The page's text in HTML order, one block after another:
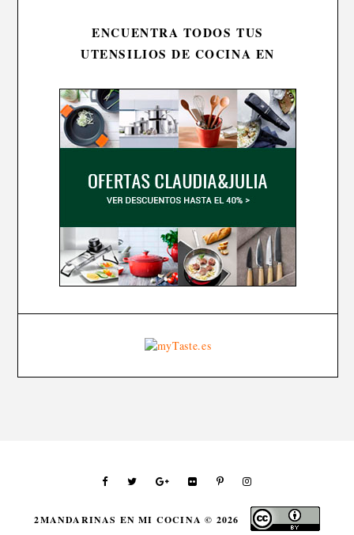
ENCUENTRA TODOS TUS
UTENSILIOS DE COCINA EN
2MANDARINAS EN MI COCINA © 2026